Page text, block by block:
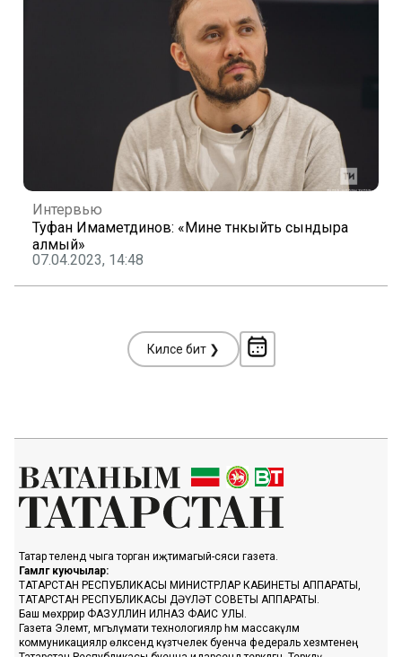
Интервью
Туфан Имаметдинов: «Мине тәнкыйть сындыра
алмый»
07.04.2023, 14:48
Киләсе бит ❯
Татар телендә чыга торган иҗтимагый-сәяси газета.
Гамәлгә куючылар:
ТАТАРСТАН РЕСПУБЛИКАСЫ МИНИСТРЛАР КАБИНЕТЫ АППАРАТЫ,
ТАТАРСТАН РЕСПУБЛИКАСЫ ДӘҮЛӘТ СОВЕТЫ АППАРАТЫ.
Баш мөхәррир ФАЗУЛЛИН ИЛНАЗ ФАИС УЛЫ.
Газета Элемтә, мәгълүмати технологияләр һәм массакүләм
коммуникацияләр өлкәсендә күзәтчелек буенча федераль хезмәтенең